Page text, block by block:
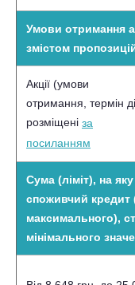
Умови отримання
змістом
Акції (умови
отримання, термін
розміщені за
посиланням
Сума (ліміт), на
споживчий кредит
максимального),
мінімального